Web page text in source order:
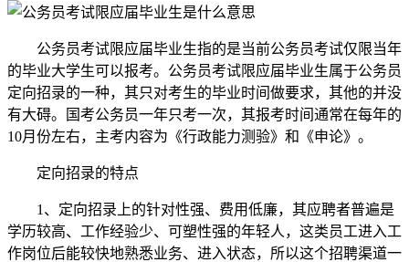
公务员考试限应届毕业生指的是当前公务员考试仅限当年
的毕业大学生可以报考。公务员考试限应届毕业生属于公务员
定向招录的一种，其只对考生的毕业时间做要求，其他的并没
有大碍。国考公务员一年只考一次，其报考时间通常在每年的
10月份左右，主考内容为《行政能力测验》和《申论》。
定向招录的特点
1、定向招录上的针对性强、费用低廉，其应聘者普遍是
学历较高、工作经验少、可塑性强的年轻人，这类员工进入工
作岗位后能较快地熟悉业务、进入状态，所以这个招聘渠道一